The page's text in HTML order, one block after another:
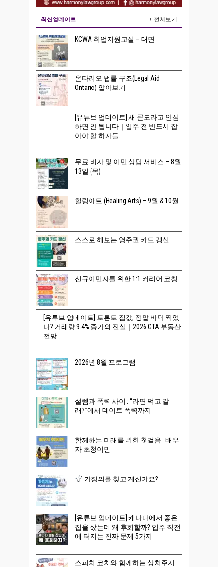
최신업데이트 + 전체보기
KCWA 취업지원교실 – 대면
온타리오 법률 구조(Legal Aid
Ontario) 알아보기
[유튜브 업데이트] 새 콘도라고 안심
하면 안 됩니다｜입주 전 반드시 잡
아야 할 하자들.
무료 비자 및 이민 상담 서비스 – 8월
13일 (목)
힐링아트 (Healing Arts) – 9월 & 10월
스스로 해보는 영주권 카드 갱신
신규이민자를 위한 1:1 커리어 코칭
[유튜브 업데이트] 토론토 집값, 정말 바닥 찍었
나? 거래량 9.4% 증가의 진실｜2026 GTA 부동산
전망
2026년 8월 프로그램
설렘과 폭력 사이 : “라면 먹고 갈
래?”에서 데이트 폭력까지
함께하는 미래를 위한 첫걸음 : 배우
자 초청이민
가정의를 찾고 계신가요?
[유튜브 업데이트] 캐나다에서 좋은
집을 샀는데 왜 후회할까? 입주 직전
에 터지는 진짜 문제 5가지
스피치 코치와 함께하는 상처주지